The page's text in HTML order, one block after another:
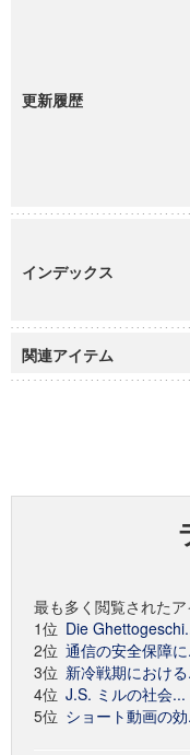
更新履歴
インデックス
関連アイテム
最も多く閲覧された
1位 Die
2位 通信の安全保障
3位 新冷戦期におけ
4位 J.S. ミルの社会...
5位 ショート動画の